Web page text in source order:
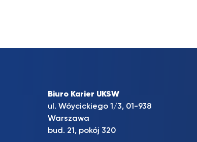
Biuro Karier UKSW
ul. Wóycickiego 1/3, 01-938
Warszawa
bud. 21, pokój 320